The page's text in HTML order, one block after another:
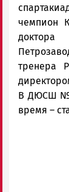
Карелии
|
ГОВОРИТ
чемпион
тренера
В ДЮСШ №
время –